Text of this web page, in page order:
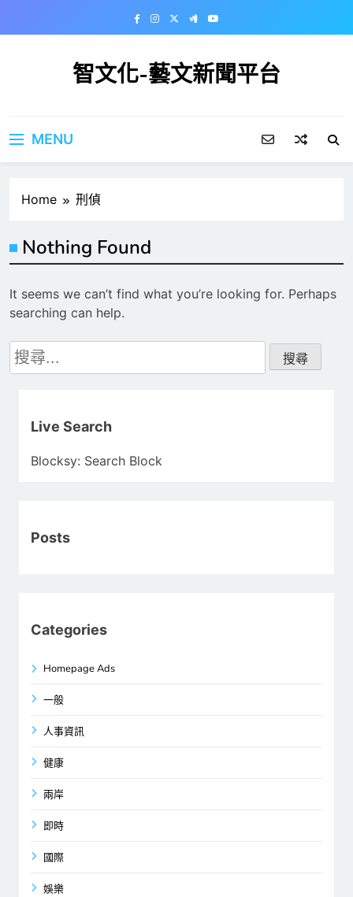
智文化-藝文新聞平台
MENU
Home 刑偵
Nothing Found
It seems we can’t find what you’re looking for. Perhaps
searching can help.
搜
尋
Live Search
Blocksy: Search Block
Posts
Categories
Homepage Ads
一般
人事資訊
健康
兩岸
即時
國際
娛樂